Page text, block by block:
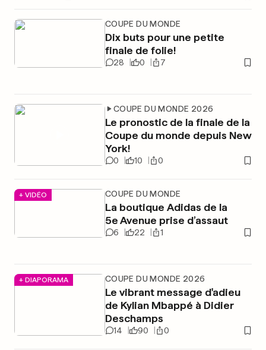
COUPE DU MONDE
Dix buts pour une petite
finale de folie!
28 0 7
COUPE DU MONDE 2026
Le pronostic de la finale de la
Coupe du monde depuis New
York!
0 10 0
+ VIDÉO COUPE DU MONDE
La boutique Adidas de la
5e Avenue prise d’assaut
6 22 1
+ DIAPORAMA COUPE DU MONDE 2026
Le vibrant message d'adieu
de Kylian Mbappé à Didier
Deschamps
14 90 0